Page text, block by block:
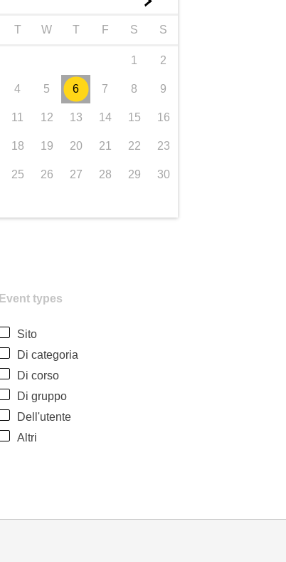
T W T F S S
1 2
4 5 6 7 8 9
11 12 13 14 15 16
18 19 20 21 22 23
25 26 27 28 29 30
Event types
Sito
Di categoria
Di corso
Di gruppo
Dell'utente
Altri